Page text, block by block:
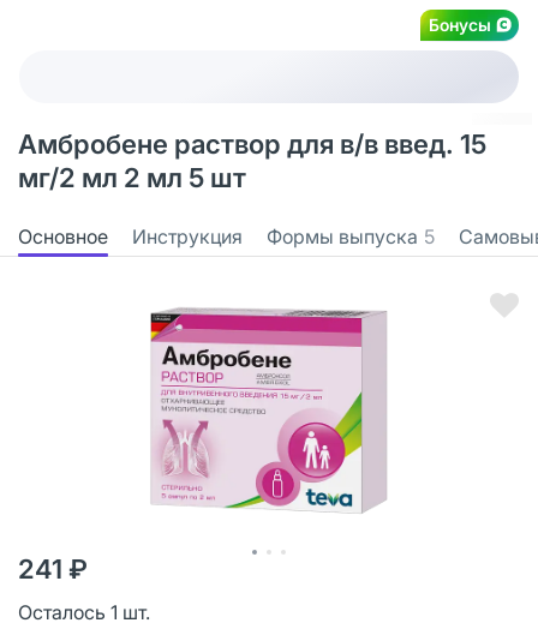
Бонусы
Амбробене раствор для в/в введ. 15
мг/2 мл 2 мл 5 шт
Основное Инструкция Формы выпуска 5
241 ₽
Осталось 1 шт.